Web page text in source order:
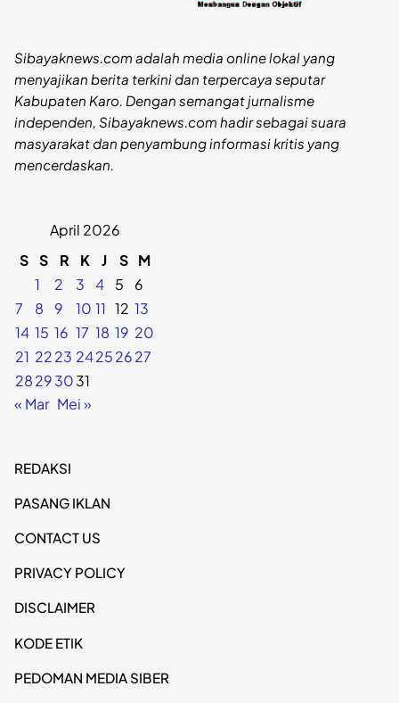
Sibayaknews.com adalah media online lokal yang
menyajikan berita terkini dan terpercaya seputar
Kabupaten Karo. Dengan semangat jurnalisme
independen, Sibayaknews.com hadir sebagai suara
masyarakat dan penyambung informasi kritis yang
mencerdaskan.
April 2026
S S R K J S M
1
2 3 4 5
6
7
8 9 10 11 12 13
14 15 16 17 18 19 20
21 2223 24252627
28293031
« Mar Mei »
REDAKSI
PASANG IKLAN
CONTACT US
PRIVACY POLICY
DISCLAIMER
KODE ETIK
PEDOMAN MEDIA SIBER